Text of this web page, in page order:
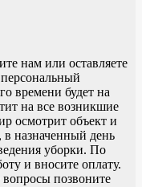
нам или оставляете
времени будет на
на все возникшие
осмотрит объект и
в назначенный день
уборки. По
и вносите оплату.
позвоните